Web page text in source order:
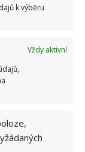
k výběru
Vždy aktivní